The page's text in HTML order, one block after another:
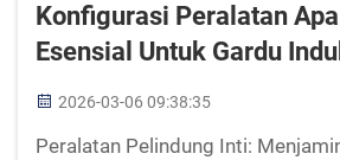
Konfigurasi Peralatan
Esensial Untuk Gardu
2026-03-06 09:38:35
Peralatan Pelindung Inti: